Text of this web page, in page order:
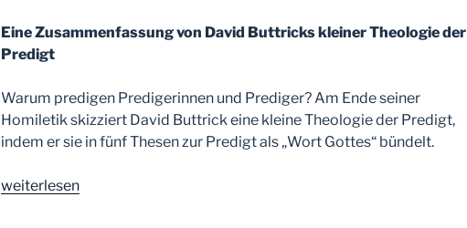
Eine Zusammenfassung von David Buttricks kleiner Theologie der
Predigt
Warum predigen Predigerinnen und Prediger? Am Ende seiner
Homiletik skizziert David Buttrick eine kleine Theologie der Predigt,
indem er sie in fünf Thesen zur Predigt als „Wort Gottes“ bündelt.
„Warum
weiterlesen